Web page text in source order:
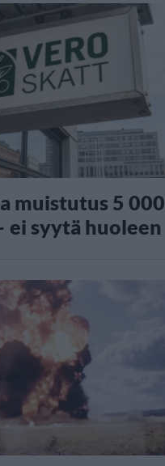
muistutus 5 000
syytä huoleen